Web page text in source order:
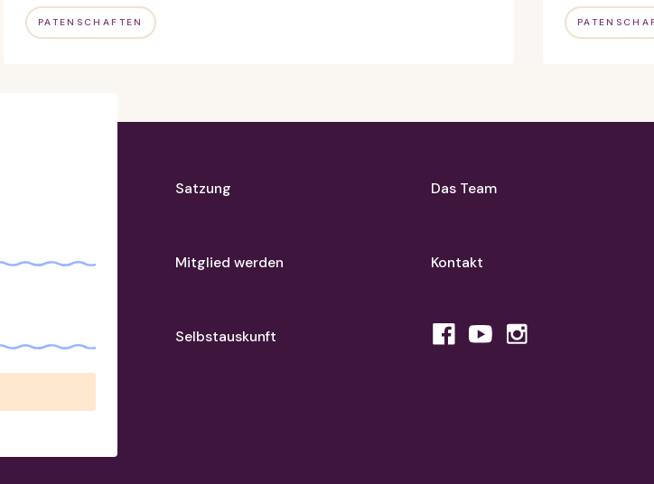
PATENSCHAFTEN
Satzung
Mitglied werden
Selbstauskunft
Das Team
Kontakt